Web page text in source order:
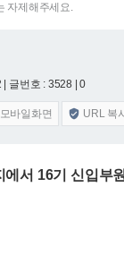
자제해주세요.
| 글번호 : 3528 | 0
모바일화면  URL 복
서 16기 신입